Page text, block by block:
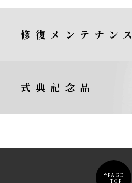
修復メンテナンス
式典記念品
PAGE
TOP